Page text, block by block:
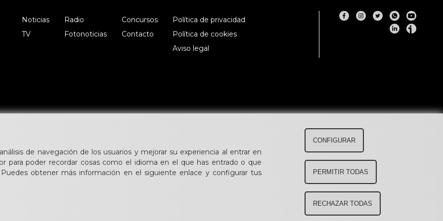
Noticias
TV
Radio
Fotonoticias
Concursos
Contacto
Política de privacidad
Política de cookies
Aviso legal
de navegación de los usuarios y mejorar su experiencia al entrar en
para poder recordar cosas como el idioma en el que has entrado o que
obtener más información en el siguiente enlace y configurar tus
CONFIGURAR
PERMITIR TODAS
RECHAZAR TODAS